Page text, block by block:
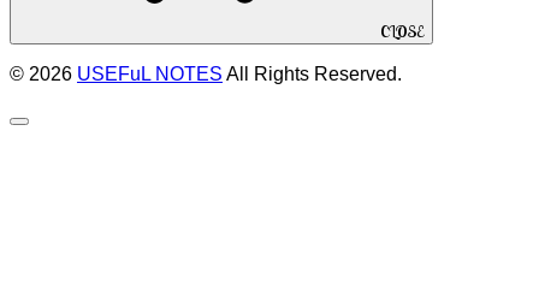
CLOSE
© 2026 USEFuL NOTES All Rights Reserved.